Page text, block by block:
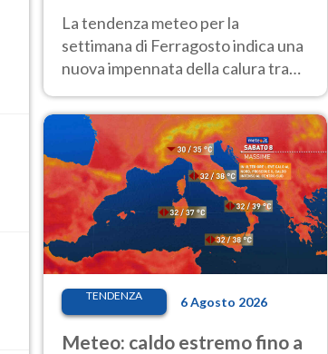
intenso e qualche temporale
La tendenza meteo per la
settimana di Ferragosto indica una
nuova impennata della calura tra
anche al Nord.
TENDENZA 6 Agosto 2026
Meteo: caldo estremo fino a